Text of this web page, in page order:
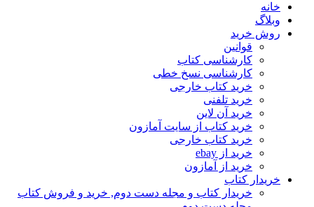
خانه
وبلاگ
روش خرید
قوانین
کارشناسی کتاب
کارشناسی نسخ خطی
خرید کتاب خارجی
خرید تلفنی
خرید آن لاین
خرید کتاب از سایت آمازون
خرید کتاب خارجی
خرید از ebay
خرید از آمازون
خریدار کتاب
خریدار کتاب و مجله دست دوم, خرید و فروش کتاب